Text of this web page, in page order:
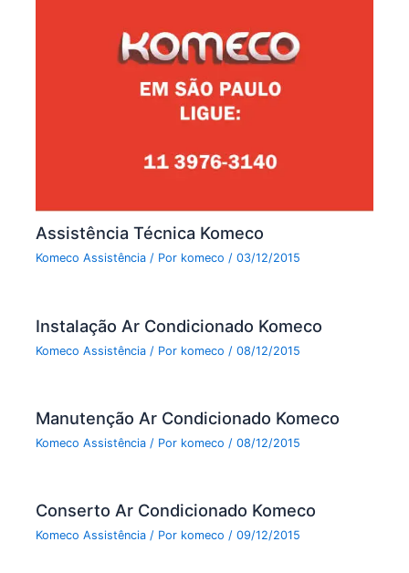
Assistência Técnica Komeco
Komeco Assistência / Por komeco/03/12/2015
Instalação Ar Condicionado Komeco
Komeco Assistência / Por komeco /08/12/2015
Manutenção Ar Condicionado Komeco
Komeco Assistência / Por komeco /08/12/2015
Conserto Ar Condicionado Komeco
Komeco Assistência / Por komeco/09/12/2015